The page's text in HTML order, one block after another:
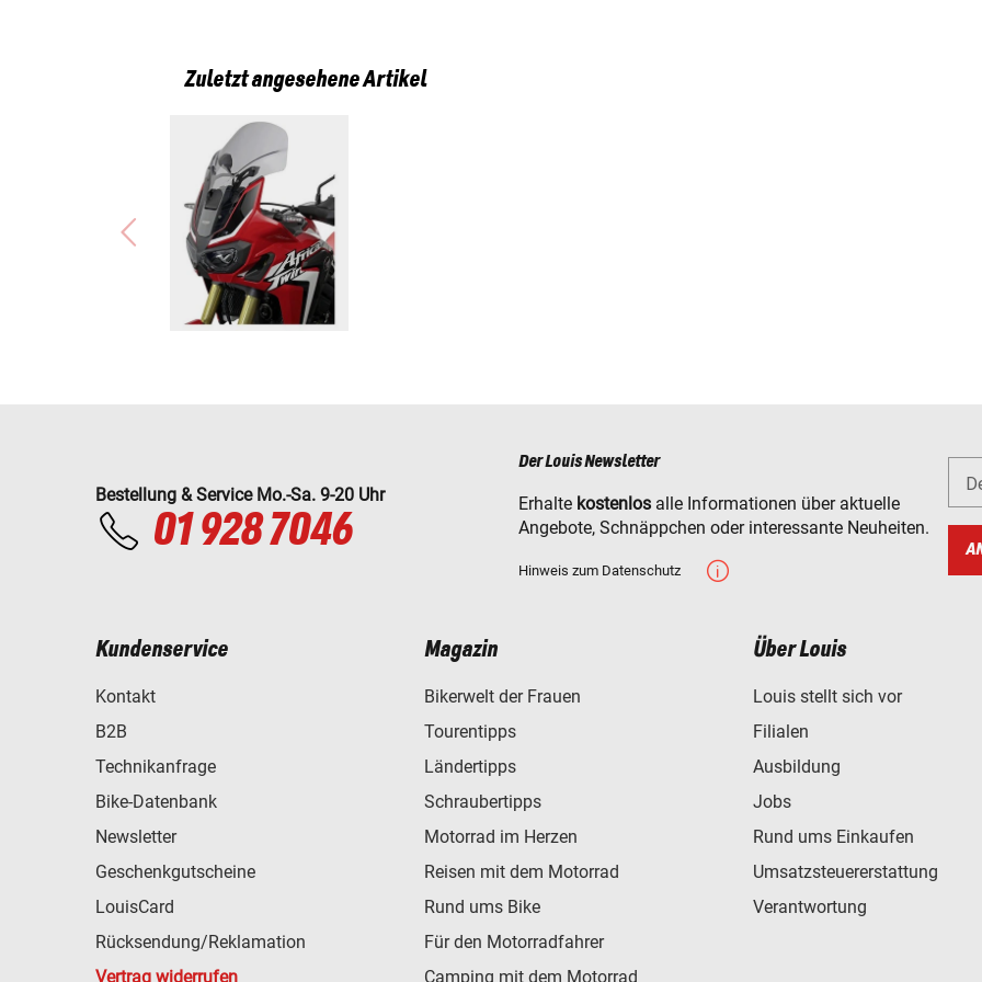
Zuletzt angesehene Artikel
Bestellung & Service Mo.-Sa. 9-20 Uhr
01 928 7046
Der Louis Newsletter
Erhalte kostenlos alle Informationen über aktuelle
Angebote, Schnäppchen oder interessante Neuheiten.
Hinweis zum Datenschutz
Kundenservice
Kontakt
B2B
Technikanfrage
Bike-Datenbank
Newsletter
Geschenkgutscheine
LouisCard
Rücksendung/Reklamation
Vertrag widerrufen
Magazin
Bikerwelt der Frauen
Tourentipps
Ländertipps
Schraubertipps
Motorrad im Herzen
Reisen mit dem Motorrad
Rund ums Bike
Für den Motorradfahrer
Camping mit dem Motorrad
Über Louis
Louis stellt sich vor
Filialen
Ausbildung
Jobs
Rund ums Einkaufen
Umsatzsteuererstattung
Verantwortung